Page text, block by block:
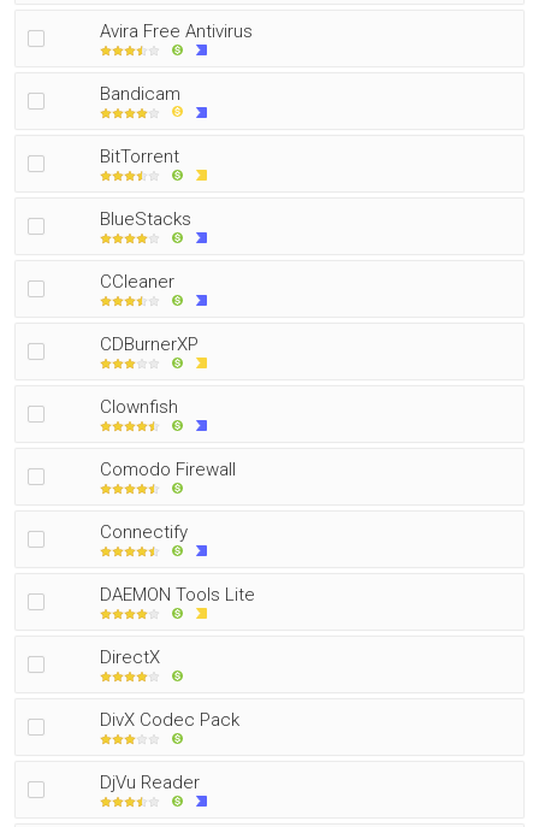
Avira Free Antivirus
Bandicam
BitTorrent
BlueStacks
CCleaner
CDBurnerXP
Clownfish
Comodo Firewall
Connectify
DAEMON Tools Lite
DirectX
DivX Codec Pack
DjVu Reader